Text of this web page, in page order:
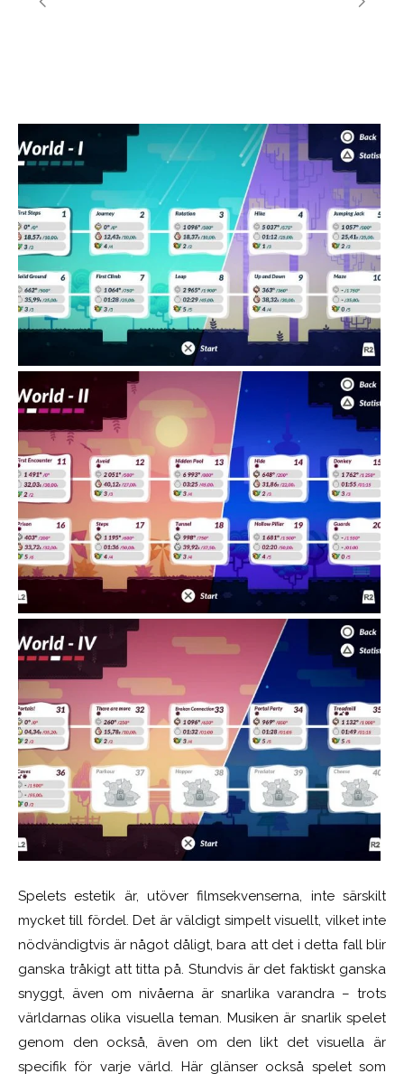
Spelets estetik är, utöver filmsekvenserna, inte särskilt
mycket till fördel. Det är väldigt simpelt visuellt, vilket inte
nödvändigtvis är något dåligt, bara att det i detta fall blir
ganska tråkigt att titta på. Stundvis är det faktiskt ganska
snyggt, även om nivåerna är snarlika varandra – trots
världarnas olika visuella teman. Musiken är snarlik spelet
genom den också, även om den likt det visuella är
specifik för varje värld. Här glänser också spelet som